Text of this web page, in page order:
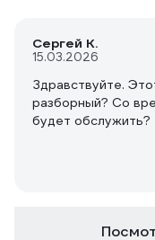
Сергей К.
15.03.2026
Здравствуйте.
разборный? Со
будет обслужить?